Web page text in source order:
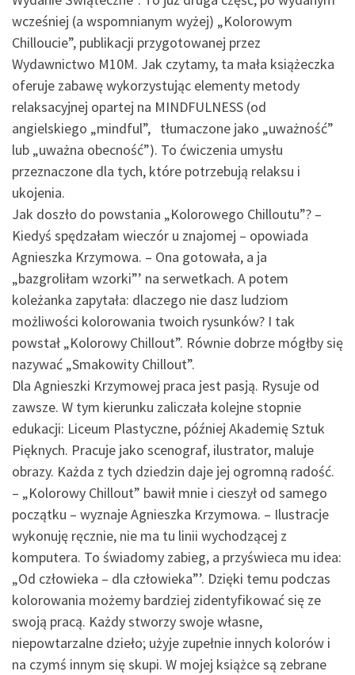
wcześniej (a wspomnianym wyżej) „Kolorowym
Chilloucie”, publikacji przygotowanej przez
Wydawnictwo M10M. Jak czytamy, ta mała książeczka
oferuje zabawę wykorzystując elementy metody
relaksacyjnej opartej na MINDFULNESS (od
angielskiego „mindful”, tłumaczone jako „uważność”
lub „uważna obecność”). To ćwiczenia umysłu
przeznaczone dla tych, które potrzebują relaksu i
ukojenia.
Jak doszło do powstania „Kolorowego Chilloutu”? –
Kiedyś spędzałam wieczór u znajomej – opowiada
Agnieszka Krzymowa. – Ona gotowała, a ja
„bazgroliłam wzorki”’ na serwetkach. A potem
koleżanka zapytała: dlaczego nie dasz ludziom
możliwości kolorowania twoich rysunków? I tak
powstał „Kolorowy Chillout”. Równie dobrze mógłby się
nazywać „Smakowity Chillout”.
Dla Agnieszki Krzymowej praca jest pasją. Rysuje od
zawsze. W tym kierunku zaliczała kolejne stopnie
edukacji: Liceum Plastyczne, później Akademię Sztuk
Pięknych. Pracuje jako scenograf, ilustrator, maluje
obrazy. Każda z tych dziedzin daje jej ogromną radość.
– „Kolorowy Chillout” bawił mnie i cieszył od samego
początku – wyznaje Agnieszka Krzymowa. – Ilustracje
wykonuję ręcznie, nie ma tu linii wychodzącej z
komputera. To świadomy zabieg, a przyświeca mu idea:
„Od człowieka – dla człowieka”’. Dzięki temu podczas
kolorowania możemy bardziej zidentyfikować się ze
swoją pracą. Każdy stworzy swoje własne,
niepowtarzalne dzieło; użyje zupełnie innych kolorów i
na czymś innym się skupi. W mojej książce są zebrane